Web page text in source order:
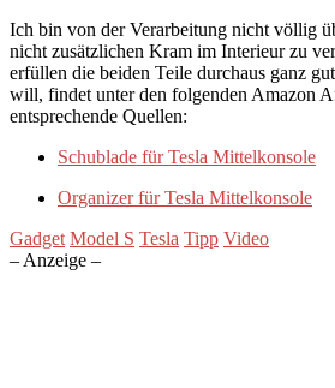
Ich bin von der Verarbeitung nicht völlig
nicht zusätzlichen Kram im Interieur zu
erfüllen die beiden Teile durchaus ganz
will, findet unter den folgenden Amazon
entsprechende Quellen:
Schublade für Tesla Mittelkonsole
Organizer für Tesla Mittelkonsole
Gadget Model S Tesla Tipp Video
– Anzeige –